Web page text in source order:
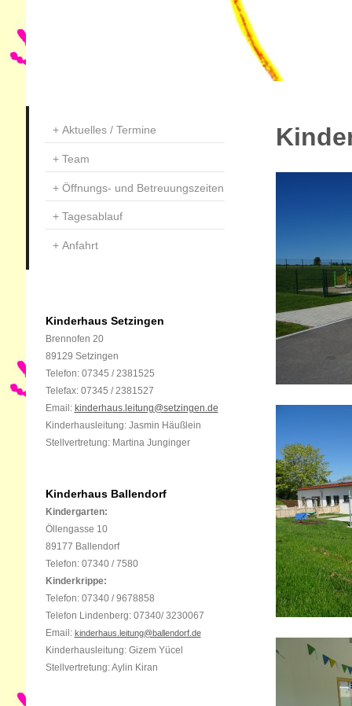
Aktuelles / Termine
Team
Öffnungs- und Betreuungszeiten
Tagesablauf
Anfahrt
Kinderhaus Setzingen
Brennofen 20
89129 Setzingen
Telefon: 07345 / 2381525
Telefax: 07345 / 2381527
Email: kinderhaus.leitung@setzingen.de
Kinderhausleitung: Jasmin Häußlein
Stellvertretung: Martina Junginger
Kinderhaus Ballendorf
Kindergarten:
Öllengasse 10
89177 Ballendorf
Telefon: 07340 / 7580
Kinderkrippe:
Telefon: 07340 / 9678858
Telefon Lindenberg: 07340/ 3230067
Email: kinderhaus.leitung@ballendorf.de
Kinderhausleitung: Gizem Yücel
Stellvertretung: Aylin Kiran